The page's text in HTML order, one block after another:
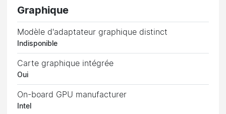
Graphique
Modèle d'adaptateur graphique distinct
Indisponible
Carte graphique intégrée
Oui
On-board GPU manufacturer
Intel